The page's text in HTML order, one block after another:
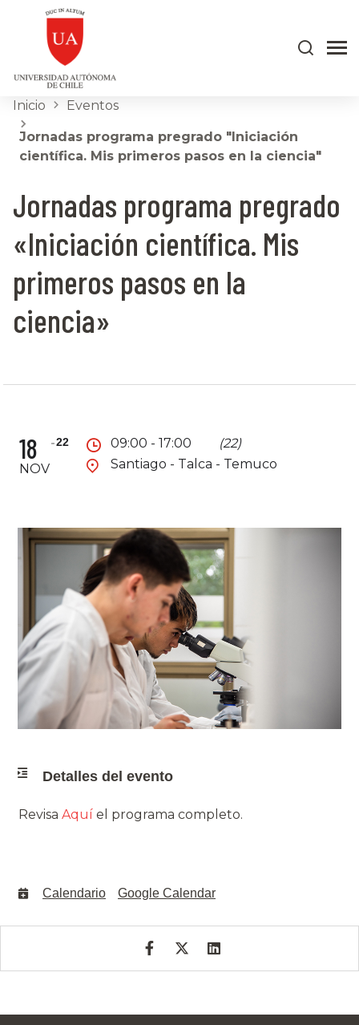
Inicio Eventos
Jornadas programa pregrado "Iniciación
científica. Mis primeros pasos en la ciencia"
Jornadas programa pregrado
«Iniciación científica. Mis
primeros pasos en la
ciencia»
18
NOV
22 09:00 - 17:00
(22)
Santiago - Talca - Temuco
Detalles del evento
Revisa Aquí el programa completo.
Calendario Google Calendar